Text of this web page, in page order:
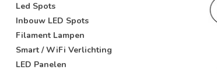
Led Spots
Inbouw LED Spots
Filament Lampen
Smart / WiFi Verlichting
LED Panelen